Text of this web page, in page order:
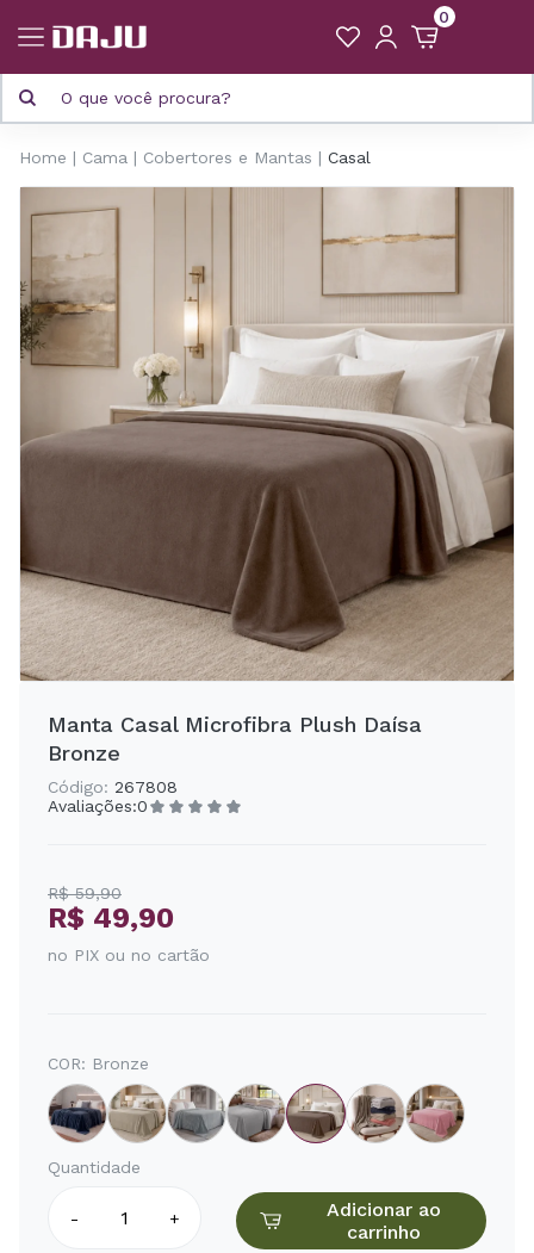
0
Home Cama Cobertores e Mantas Casal
Manta Casal Microfibra Plush Daísa
Bronze
Código: 267808
Avaliações:0
R$ 59,90
R$ 49,90
no PIX ou no cartão
COR: Bronze
Quantidade
- +
Adicionar ao
carrinho